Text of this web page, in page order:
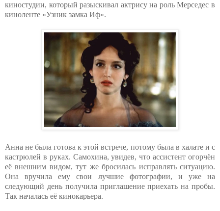
киностудии, который разыскивал актрису на роль Мерседес в
киноленте «Узник замка Иф».
Анна не была готова к этой встрече, потому была в халате и с
кастрюлей в руках. Самохина, увидев, что ассистент огорчён
её внешним видом, тут же бросилась исправлять ситуацию.
Она вручила ему свои лучшие фотографии, и уже на
следующий день получила приглашение приехать на пробы.
Так началась её кинокарьера.